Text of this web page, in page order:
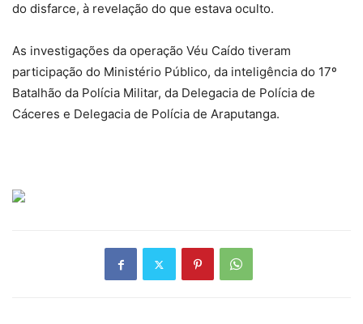
do disfarce, à revelação do que estava oculto.
As investigações da operação Véu Caído tiveram
participação do Ministério Público, da inteligência do 17º
Batalhão da Polícia Militar, da Delegacia de Polícia de
Cáceres e Delegacia de Polícia de Araputanga.